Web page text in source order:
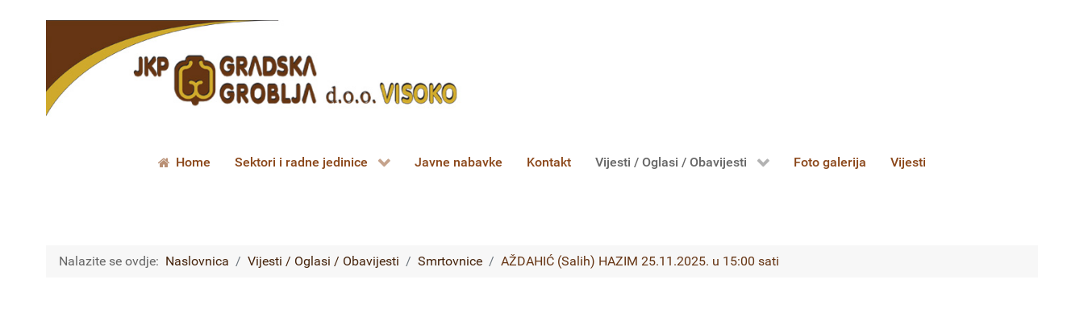
Home Sektori i radne jedinice Javne nabavke Kontakt Vijesti / Oglasi / Obavijesti Foto galerija Vijesti
Nalazite se ovdje: Naslovnica Vijesti / Oglasi / Obavijesti Smrtovnice AŽDAHIĆ (Salih) HAZIM 25.11.2025. u 15:00 sati